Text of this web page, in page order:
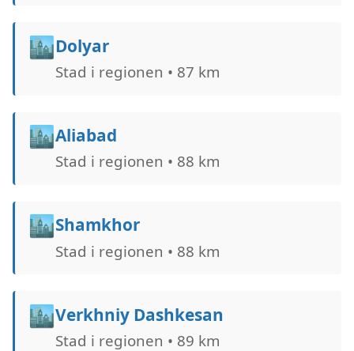
🏙️Dolyar
Stad i regionen • 87 km
🏙️Aliabad
Stad i regionen • 88 km
🏙️Shamkhor
Stad i regionen • 88 km
🏙️Verkhniy Dashkesan
Stad i regionen • 89 km